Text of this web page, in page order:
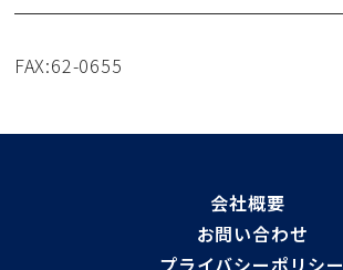
FAX:62-0655
会社概要
お問い合わせ
プライバシーポリシー